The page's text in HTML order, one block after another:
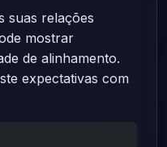
suas relações
mostrar
de alinhamento.
expectativas com